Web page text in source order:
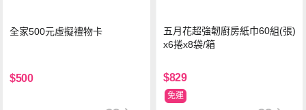
全家500元虛擬禮物卡
$500
五月花超強韌廚房紙巾60組(張)
x6捲x8袋/箱
$829
免運